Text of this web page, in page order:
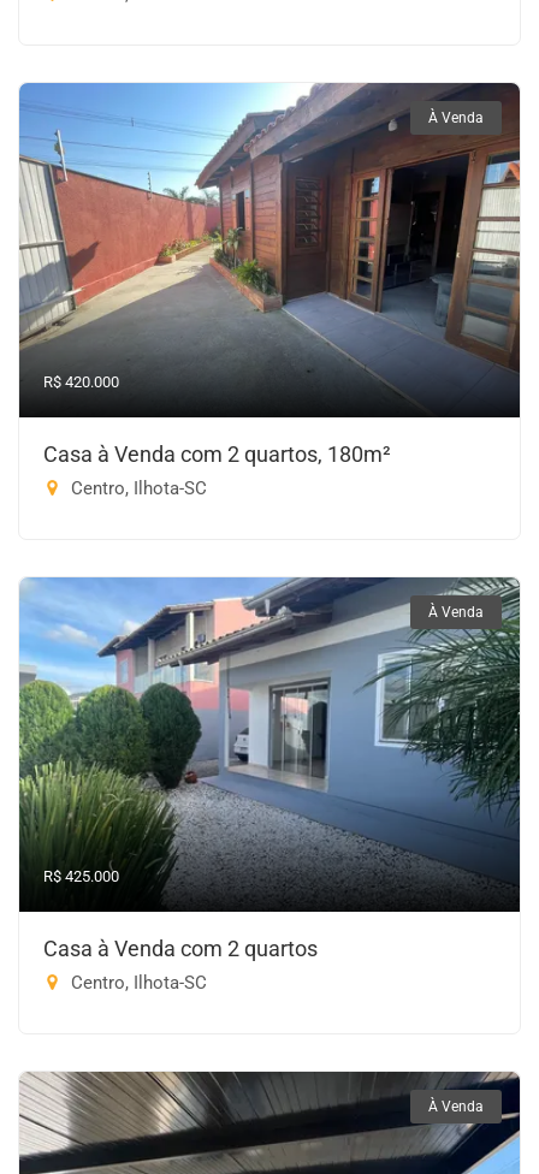
À Venda
R$ 420.000
Casa à Venda com 2 quartos, 180m²
Centro, Ilhota-SC
À Venda
R$ 425.000
Casa à Venda com 2 quartos
Centro, Ilhota-SC
À Venda